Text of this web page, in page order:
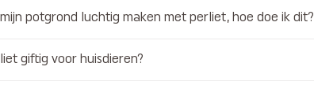
potgrond luchtig maken met perliet, hoe doe ik dit?
giftig voor huisdieren?